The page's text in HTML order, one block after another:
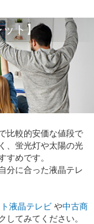
ット】
比較的安価な値段で
、蛍光灯や太陽の光
すめです。
分に合った液晶テレ
液晶テレビ や中古商
してみてください。